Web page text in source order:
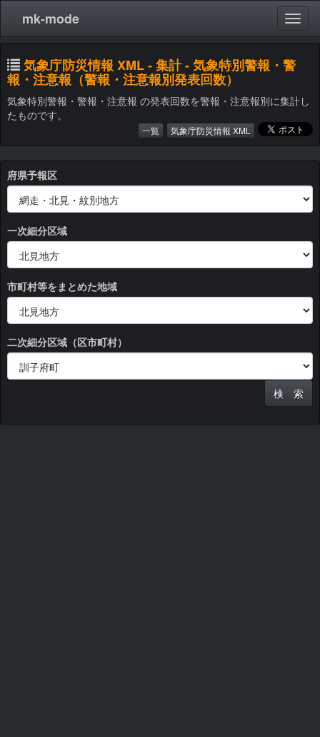
mk-mode
気象庁防災情報 XML - 集計 - 気象特別警報・警
報・注意報（警報・注意報別発表回数）
気象特別警報・警報・注意報 の発表回数を警報・注意報別に集計し
たものです。
一覧 気象庁防災情報 XML
府県予報区
一次細分区域
市町村等をまとめた地域
二次細分区域（区市町村）